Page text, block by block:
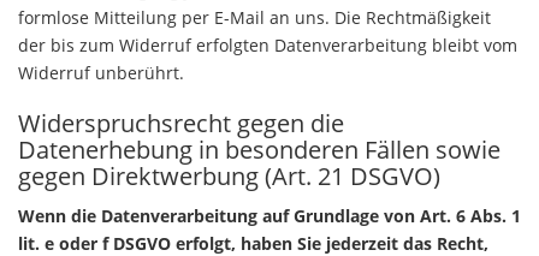
formlose Mitteilung per E-Mail an uns. Die Rechtmäßigkeit
der bis zum Widerruf erfolgten Datenverarbeitung bleibt vom
Widerruf unberührt.
Widerspruchsrecht gegen die
Datenerhebung in besonderen Fällen sowie
gegen Direktwerbung (Art. 21 DSGVO)
Wenn die Datenverarbeitung auf Grundlage von Art. 6 Abs. 1
lit. e oder f DSGVO erfolgt, haben Sie jederzeit das Recht,